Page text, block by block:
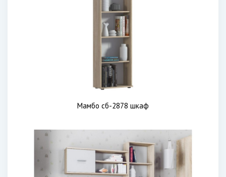
Мамбо сб-2878 шкаф